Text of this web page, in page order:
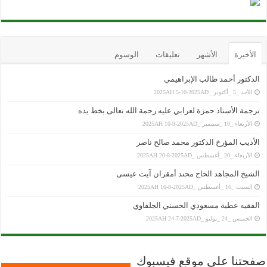
الأخيرة الأشهر تعليقات الوسوم
الدكتور أحمد طالب الإبراهيمي
الأحد _5 _أكتوبر _2025AH 5-10-2025AD
ترجمة الأستاذ حمزة لعرابي عليه رحمة الله تعالى بخط يده
الأربعاء _10 _سبتمبر _2025AH 10-9-2025AD
الأديب المؤرخ الدكتور محمد صالح ناصر
الأربعاء _20 _أغسطس _2025AH 20-8-2025AD
الشيخ المجاهد الحاج محند أمقران آيت عيسى
السبت _16 _أغسطس _2025AH 16-8-2025AD
الفقيه عطية مسعودي الحسني الجلفاوي
الخميس _24 _يوليو _2025AH 24-7-2025AD
صفحتنا على موقع فيسبوك